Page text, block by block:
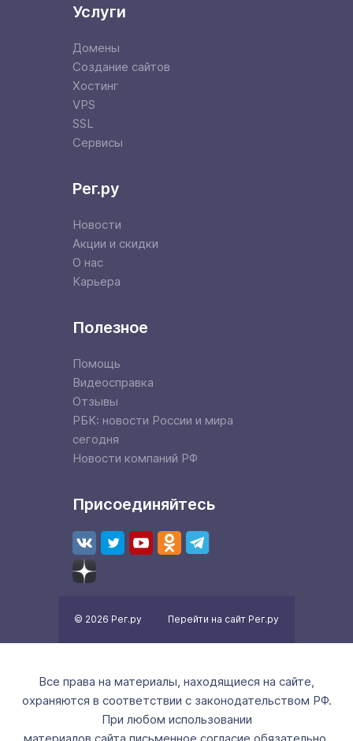
Услуги
Домены
Создание сайтов
Хостинг
VPS
SSL
Сервисы
Рег.ру
Новости
Акции и скидки
О нас
Карьера
Полезное
Помощь
Видеосправка
Отзывы
РБК: новости России и мира
сегодня
Новости компаний РФ
Присоединяйтесь
© 2026 Рег.ру Перейти на сайт Рег.ру
Все права на материалы, находящиеся на сайте,
охраняются в соответствии с законодательством РФ.
При любом использовании